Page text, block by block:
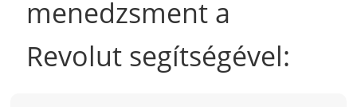
menedzsment a
Revolut segítségével: